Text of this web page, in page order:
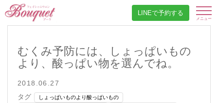
LINEで予約する
むくみ予防には、しょっぱいもの
より、酸っぱい物を選んでね。
2018.06.27
タグ
しょっぱいものより酸っぱいもの